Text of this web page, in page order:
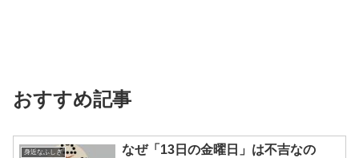
おすすめ記事
身近なふしぎ
なぜ「13日の金曜日」は不吉なの